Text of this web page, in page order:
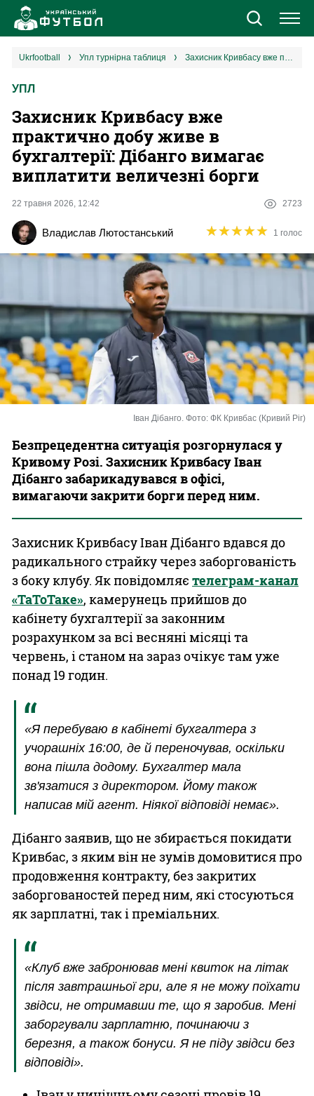
Новини
Єврокубки
УПЛ
2 ліга
Різне
Букмекери
Казино
ukrfootball упл турнірна таблиця Захисник Кривбасу вже практично добу живе в бухгалтерії: Дібанго вимагає виплатити величезні борги
УПЛ
Захисник Кривбасу вже
практично добу живе в
бухгалтерії: Дібанго вимагає
виплатити величезні борги
22 травня 2026, 12:42 2723
Владислав Лютостанський ★★★★★
★★★★★ 1 голос
Іван Дібанго. Фото: ФК Кривбас (Кривий Ріг)
Безпрецедентна ситуація розгорнулася у
Кривому Розі. Захисник Кривбасу Іван
Дібанго забарикадувався в офісі,
вимагаючи закрити борги перед ним.
Захисник Кривбасу Іван Дібанго вдався до
радикального страйку через заборгованість
з боку клубу. Як повідомляє телеграм-канал
«ТаТоТаке», камерунець прийшов до
кабінету бухгалтерії за законним
розрахунком за всі весняні місяці та
червень, і станом на зараз очікує там уже
понад 19 годин.
«Я перебуваю в кабінеті бухгалтера з
учорашніх 16:00, де й переночував, оскільки
вона пішла додому. Бухгалтер мала
зв'язатися з директором. Йому також
написав мій агент. Ніякої відповіді немає».
Дібанго заявив, що не збирається покидати
Кривбас, з яким він не зумів домовитися про
продовження контракту, без закритих
заборгованостей перед ним, які стосуються
як зарплатні, так і преміальних.
«Клуб вже забронював мені квиток на літак
після завтрашньої гри, але я не можу поїхати
звідси, не отримавши те, що я заробив. Мені
заборгували зарплатню, починаючи з
березня, а також бонуси. Я не піду звідси без
відповіді».